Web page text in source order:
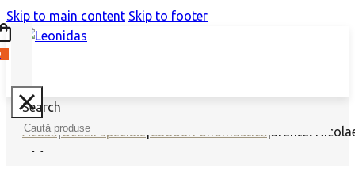
Skip to main content Skip to footer
Search
Acasă|Ocazii speciale|Cadouri onomastică|Sfântul